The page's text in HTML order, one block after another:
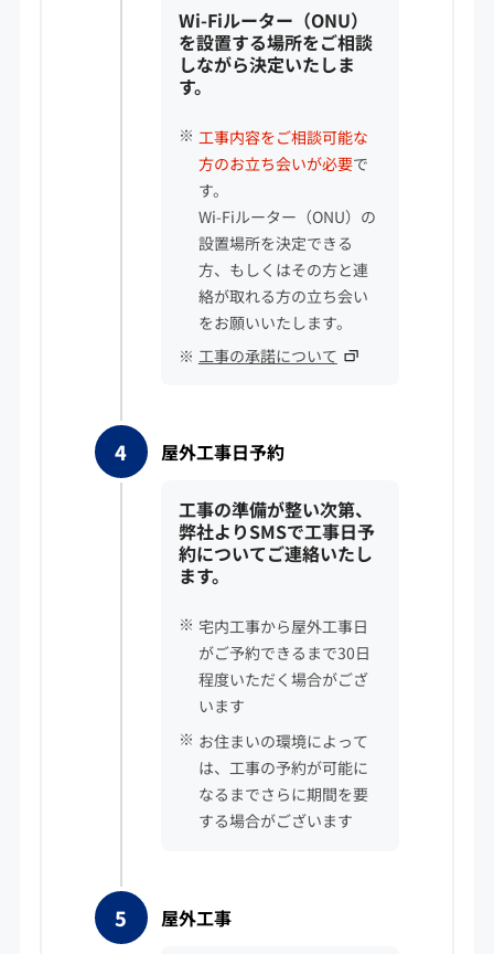
Wi-Fiルーター（ONU）
を設置する場所をご相談
しながら決定いたしま
す。
工事内容をご相談可能な
方のお立ち会いが必要で
す。
Wi-Fiルーター（ONU）の
設置場所を決定できる
方、もしくはその方と連
絡が取れる方の立ち会い
をお願いいたします。
工事の承諾について
屋外工事日予約
工事の準備が整い次第、
弊社よりSMSで工事日予
約についてご連絡いたし
ます。
宅内工事から屋外工事日
がご予約できるまで30日
程度いただく場合がござ
います
お住まいの環境によって
は、工事の予約が可能に
なるまでさらに期間を要
する場合がございます
屋外工事